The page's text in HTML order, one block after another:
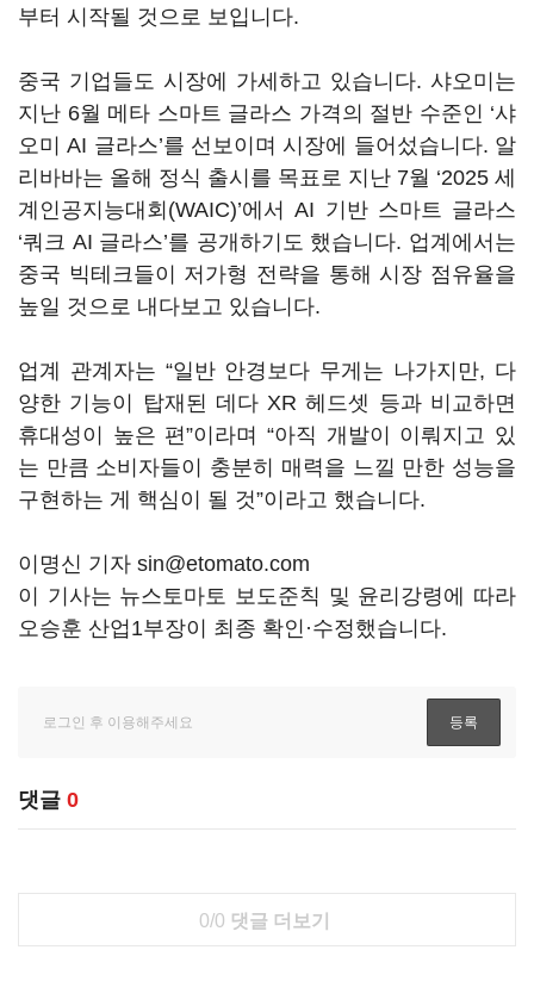
부터 시작될 것으로 보입니다.
중국 기업들도 시장에 가세하고 있습니다. 샤오미는
지난 6월 메타 스마트 글라스 가격의 절반 수준인 ‘샤
오미 AI 글라스’를 선보이며 시장에 들어섰습니다. 알
리바바는 올해 정식 출시를 목표로 지난 7월 ‘2025 세
계인공지능대회(WAIC)’에서 AI 기반 스마트 글라스
‘쿼크 AI 글라스’를 공개하기도 했습니다. 업계에서는
중국 빅테크들이 저가형 전략을 통해 시장 점유율을
높일 것으로 내다보고 있습니다.
업계 관계자는 “일반 안경보다 무게는 나가지만, 다
양한 기능이 탑재된 데다 XR 헤드셋 등과 비교하면
휴대성이 높은 편”이라며 “아직 개발이 이뤄지고 있
는 만큼 소비자들이 충분히 매력을 느낄 만한 성능을
구현하는 게 핵심이 될 것”이라고 했습니다.
이명신 기자 sin@etomato.com
이 기사는 뉴스토마토 보도준칙 및 윤리강령에 따라
오승훈 산업1부장이 최종 확인·수정했습니다.
댓글 0
0/0 댓글 더보기